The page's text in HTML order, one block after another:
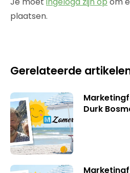
plaatsen.
Gerelateerde
Durk